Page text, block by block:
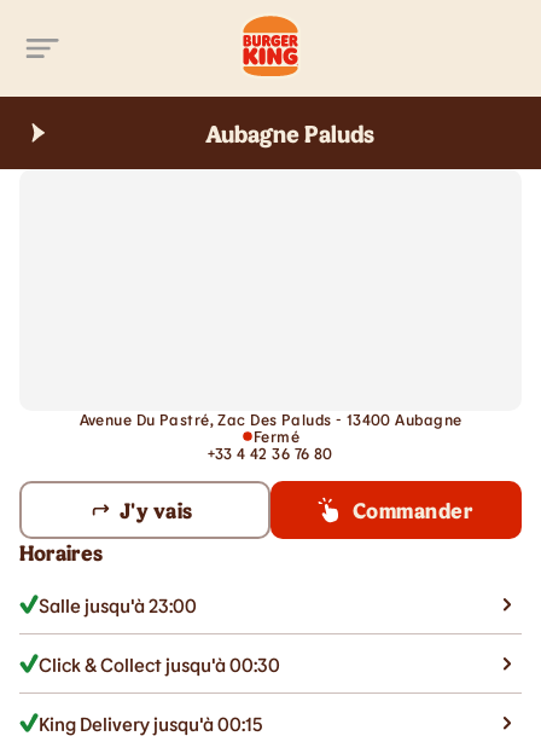
Aubagne Paluds
Avenue Du Pastré, Zac Des Paluds - 13400 Aubagne
Fermé
+33 4 42 36 76 80
J'y vais
Commander
Horaires
Salle jusqu'à 23:00
Click & Collect jusqu'à 00:30
King Delivery jusqu'à 00:15